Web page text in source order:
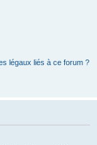
légaux liés à ce forum ?